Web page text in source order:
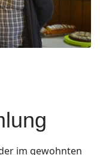
im gewohnten